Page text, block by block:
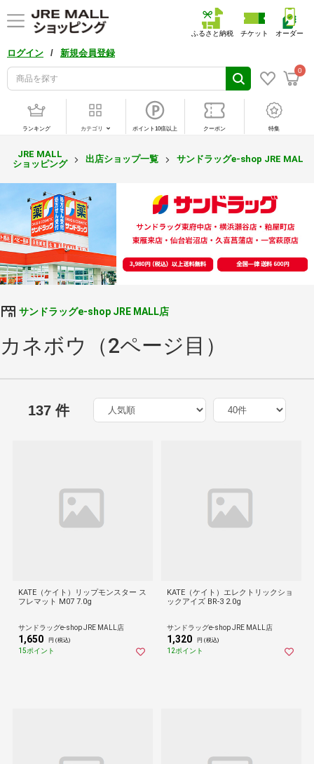
ログイン / 新規会員登録
0
ふるさと納税 チケット オーダー
ランキング カテゴリ ポイント10倍以上 クーポン 特集
JRE MALL
ショッピング
出店ショップ一覧 サンドラッグe-shop JRE MALL
サンドラッグe-shop JRE MALL店
カネボウ（2ページ目）
137 件
KATE（ケイト）リップモンスター ス
フレマット M07 7.0g
サンドラッグe-shop JRE MALL店
1,650 円 (税込)
15ポイント
KATE（ケイト）エレクトリックショ
ックアイズ BR-3 2.0g
サンドラッグe-shop JRE MALL店
1,320 円 (税込)
12ポイント